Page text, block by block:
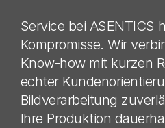
Service bei ASENTICS
Kompromisse. Wir
Know-how mit kurzen
echter
Bildverarbeitung
Ihre Produktion